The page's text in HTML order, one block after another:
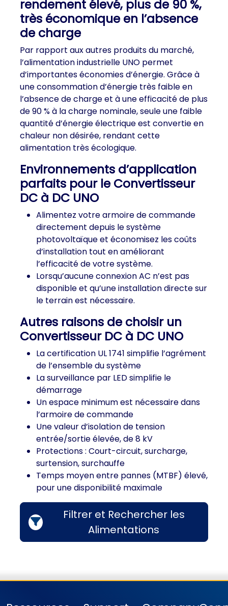
rendement élevé, plus de 90 %,
très économique en l’absence
de charge
Par rapport aux autres produits du marché,
l’alimentation industrielle UNO permet
d’importantes économies d’énergie. Grâce à
une consommation d’énergie très faible en
l’absence de charge et à une efficacité de plus
de 90 % à la charge nominale, seule une faible
quantité d’énergie électrique est convertie en
chaleur non désirée, rendant cette
alimentation très écologique.
Environnements d’application
parfaits pour le Convertisseur
DC à DC UNO
Alimentez votre armoire de commande
directement depuis le système
photovoltaïque et économisez les coûts
d’installation tout en améliorant
l’efficacité de votre système.
Lorsqu’aucune connexion AC n’est pas
disponible et qu’une installation directe sur
le terrain est nécessaire.
Autres raisons de choisir un
Convertisseur DC à DC UNO
La certification UL 1741 simplifie l’agrément
de l’ensemble du système
La surveillance par LED simplifie le
démarrage
Un espace minimum est nécessaire dans
l’armoire de commande
Une valeur d’isolation de tension
entrée/sortie élevée, de 8 kV
Protections : Court-circuit, surcharge,
surtension, surchauffe
Temps moyen entre pannes (MTBF) élevé,
pour une disponibilité maximale
Filtrer et Rechercher les
Alimentations